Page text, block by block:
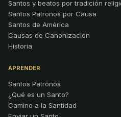
Santos y beatos por tradición
Santos Patronos por Causa
Santos de América
Causas de Canonización
Historia
APRENDER
Santos Patronos
¿Qué es un Santo?
Camino a la Santidad